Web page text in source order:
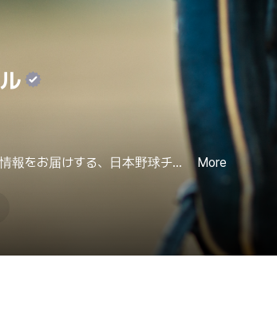
報をお届けする、日本野球チャ
More